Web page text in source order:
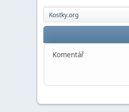
Kostky.org
Komentář